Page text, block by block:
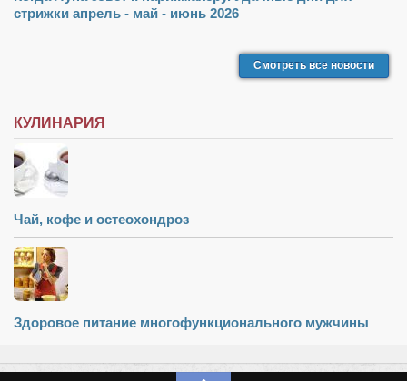
стрижки апрель - май - июнь 2026
Смотреть все новости
КУЛИНАРИЯ
Чай, кофе и остеохондроз
Здоровое питание многофункционального мужчины